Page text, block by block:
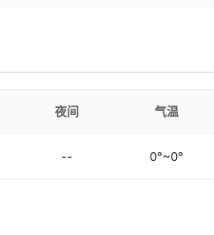
夜间 气温
-- 0°~0°